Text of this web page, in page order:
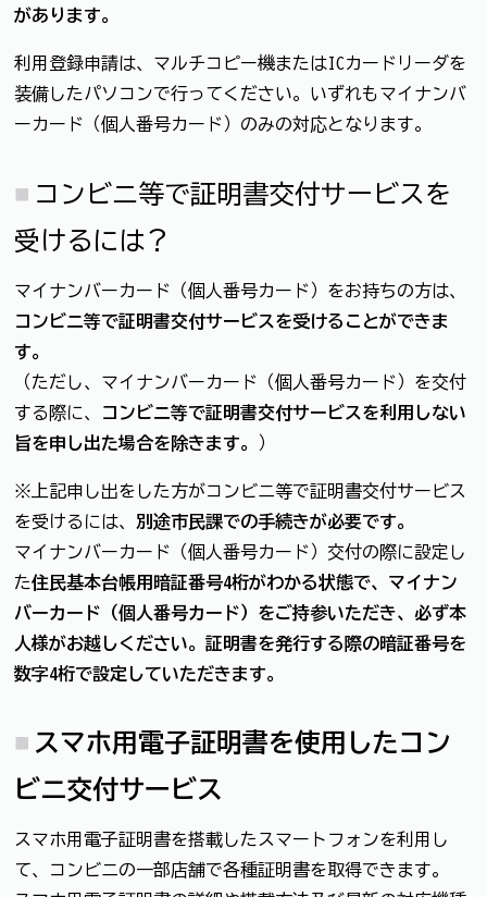
があります。
利用登録申請は、マルチコピー機またはICカードリーダを
装備したパソコンで行ってください。いずれもマイナンバ
ーカード（個人番号カード）のみの対応となります。
コンビニ等で証明書交付サービスを
受けるには？
マイナンバーカード（個人番号カード）をお持ちの方は、
コンビニ等で証明書交付サービスを受けることができま
す。
（ただし、マイナンバーカード（個人番号カード）を交付
する際に、
コンビニ等で証明書交付サービスを利用しない
旨を申し出た場合を除きます。
）
※上記申し出をした方がコンビニ等で証明書交付サービス
を受けるには、 別途市民課での手続きが必要です。
マイナンバーカード（個人番号カード）交付の際に設定し
た住民基本台帳用暗証番号4桁がわかる状態で、マイナン
バーカード（個人番号カード）をご持参いただき、 必ず本
人様がお越しください。 証明書を発行する際の暗証番号を
数字4桁で設定していただきます。
スマホ用電子証明書を使用したコン
ビニ交付サービス
スマホ用電子証明書を搭載したスマートフォンを利用し
て、コンビニの一部店舗で各種証明書を取得できます。